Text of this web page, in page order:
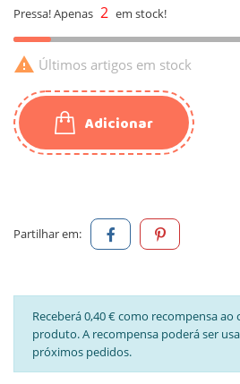
Pressa! Apenas 2 em stock!
 Últimos artigos em stock
Adicionar
Partilhar em:
Receberá 0,40 € como recompensa ao
produto. A recompensa poderá ser
próximos pedidos.